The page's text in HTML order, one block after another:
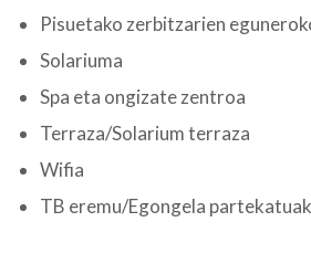
Pisuetako zerbitzarien
Solariuma
Spa eta ongizate zentroa
Terraza/Solarium terraza
Wifia
TB eremu/Egongela partekatuak